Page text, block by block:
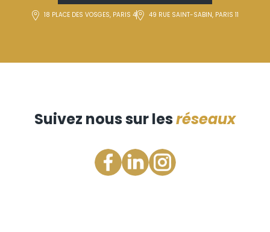
18 PLACE DES VOSGES, PARIS 4 49 RUE SAINT-SABIN, PARIS 11
Suivez nous sur lesréseaux